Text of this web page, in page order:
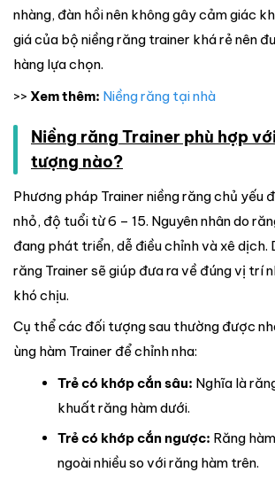
nhàng, đàn hồi nên không gây cảm giác
giá của bộ niềng răng trainer khá rẻ nên
hàng lựa chọn.
>> Xem thêm: Niềng răng tại nhà
Niềng răng Trainer phù hợp
tượng nào?
Phương pháp Trainer niềng răng chủ yếu
nhỏ, độ tuổi từ 6 – 15. Nguyên nhân do
đang phát triển, dễ điều chỉnh và xê dịch.
răng Trainer sẽ giúp đưa ra về đúng vị trí
khó chịu.
Cụ thể các đối tượng sau thường được
ùng hàm Trainer để chỉnh nha:
Trẻ có khớp cắn sâu: Nghĩa là
khuất răng hàm dưới.
Trẻ có khớp cắn ngược: Răng
ngoài nhiều so với răng hàm trên.